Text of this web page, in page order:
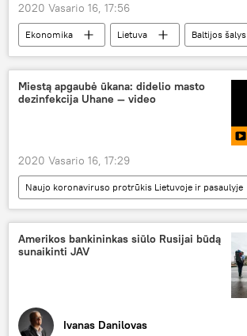
2020 Vasario 16, 17:56
Ekonomika Lietuva
Baltijos šalys
Energetika
Miestą apgaubė ūkana: didelio masto
dezinfekcija Uhane — video
2020 Vasario 16, 17:29
Naujo koronaviruso protrūkis Lietuvoje ir pasaulyje
Multimedia
koronavirusas Kinija
Amerikos bankininkas siūlo Rusijai būdą
sunaikinti JAV
Ivanas Danilovas